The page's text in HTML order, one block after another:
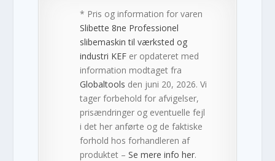
* Pris og information for varen
Slibette 8ne Professionel
slibemaskin til værksted og
industri KEF er opdateret med
information modtaget fra
Globaltools den juni 20, 2026. Vi
tager forbehold for afvigelser,
prisændringer og eventuelle fejl
i det her anførte og de faktiske
forhold hos forhandleren af
produktet –Se mere info her.